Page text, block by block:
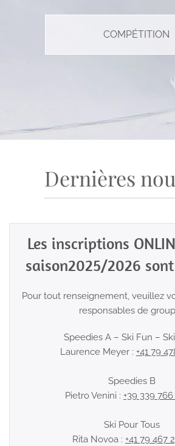
COMPÉTITION
Dernières
Les inscriptions
saison2025/2026
Pour tout renseignement, veuillez
responsables de
Speedies A – Ski Fun –
Laurence Meyer : +41 79
Speedies B
Pietro Venini : +39 339
Ski Pour Tous
Rita Novoa : +41 79 467